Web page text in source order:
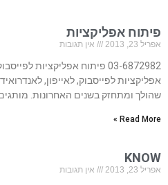
פיתוח אפליקציות
אפריל 23, 2013 אין תגובות
03-6872982 פיתוח אפליקציות
אפליקציות לפייסבוק, לאייפון,
שהולך ומתחזק בשנים האחרונות.
Read More »
KNOW
אפריל 23, 2013 אין תגובות